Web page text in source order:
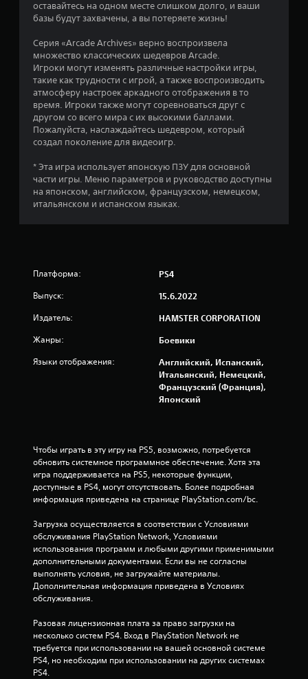
п
з
в
е
а
с
в
н
и
ц
оставайтесь на одном месте слишком долго, и ваши
базы будут захвачены, а вы потеряете жизнь!
Серия «Arcade Archives» верно воспроизвела
множество классических шедевров Arcade.
Игроки могут изменять различные настройки игры,
такие как трудности с игрой, а также воспроизводить
атмосферу настроек аркадного отображения в то
время. Игроки также могут соревноваться друг с
другом со всего мира с их высокими баллами.
Пожалуйста, наслаждайтесь шедевром, который
создал поколение для видеоигр.
* Эта игра использует японскую ПЗУ для основной
части игры. Меню параметров и руководство доступны
на японском, английском, французском, немецком,
итальянском и испанском языках.
Платформа: PS4
Выпуск: 15.6.2022
Издатель: HAMSTER CORPORATION
Жанры: Боевики
Языки отображения:
Английский, Испанский,
Итальянский, Немецкий,
Французский (Франция),
Японский
Чтобы играть в эту игру на PS5, возможно, потребуется
обновить системное программное обеспечение. Хотя эта
игра поддерживается на PS5, некоторые функции,
доступные в PS4, могут отсутствовать. Более подробная
информация приведена на странице PlayStation.com/bc.
Загрузка осуществляется в соответствии с Условиями
обслуживания PlayStation Network, Условиями
использования программ и любыми другими применимыми
дополнительными документами. Если вы не согласны
выполнять условия, не загружайте материалы.
Дополнительная информация приведена в Условиях
обслуживания.
Разовая лицензионная плата за право загрузки на
несколько систем PS4. Вход в PlayStation Network не
требуется при использовании на вашей основной системе
PS4, но необходим при использовании на других системах
PS4.